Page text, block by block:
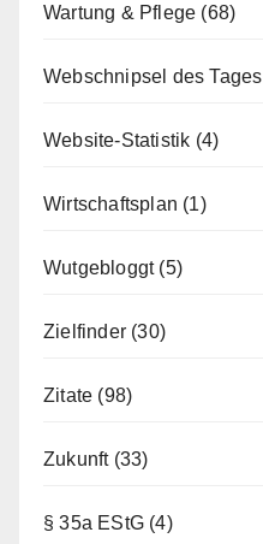
Wartung & Pflege (68)
Webschnipsel des Tages
Website-Statistik (4)
Wirtschaftsplan (1)
Wutgebloggt(5)
Zielfinder (30)
Zitate (98)
Zukunft(33)
§ 35a EStG (4)